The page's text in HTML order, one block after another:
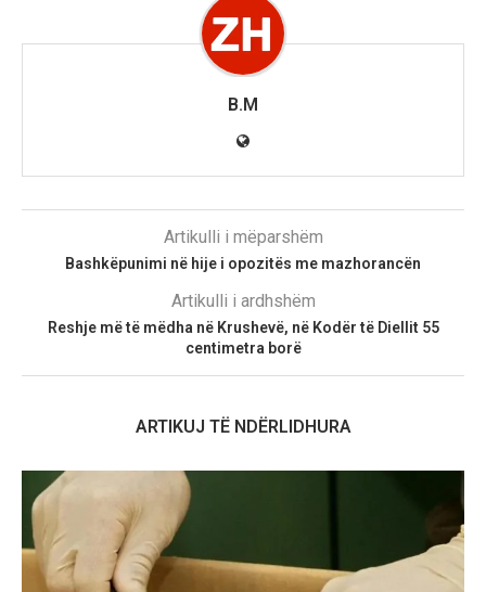
B.M
Artikulli i mëparshëm
Bashkëpunimi në hije i opozitës me mazhorancën
Artikulli i ardhshëm
Reshje më të mëdha në Krushevë, në Kodër të Diellit 55
centimetra borë
ARTIKUJ TË NDËRLIDHURA